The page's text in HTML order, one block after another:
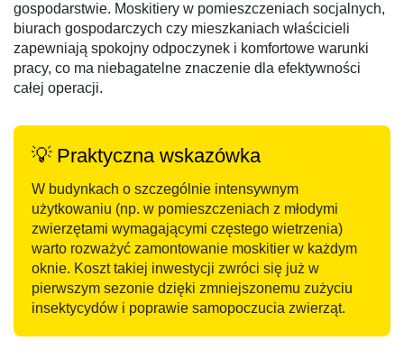
gospodarstwie. Moskitiery w pomieszczeniach socjalnych,
biurach gospodarczych czy mieszkaniach właścicieli
zapewniają spokojny odpoczynek i komfortowe warunki
pracy, co ma niebagatelne znaczenie dla efektywności
całej operacji.
💡 Praktyczna wskazówka
W budynkach o szczególnie intensywnym
użytkowaniu (np. w pomieszczeniach z młodymi
zwierzętami wymagającymi częstego wietrzenia)
warto rozważyć zamontowanie moskitier w każdym
oknie. Koszt takiej inwestycji zwróci się już w
pierwszym sezonie dzięki zmniejszonemu zużyciu
insektycydów i poprawie samopoczucia zwierząt.